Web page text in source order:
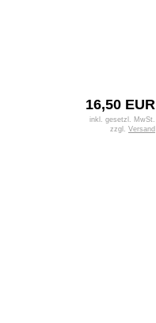
16,50 EUR
inkl. gesetzl. MwSt.
zzgl. Versand